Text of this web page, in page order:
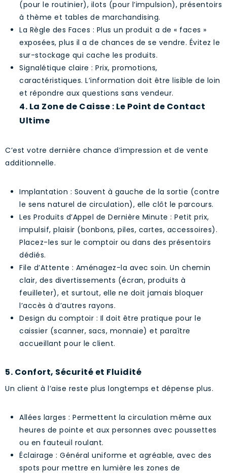
(pour le routinier), ilots (pour l’impulsion), présentoirs
à thème et tables de marchandising.
La Règle des Faces : Plus un produit a de « faces »
exposées, plus il a de chances de se vendre. Évitez le
sur-stockage qui cache les produits.
Signalétique claire : Prix, promotions,
caractéristiques. L’information doit être lisible de loin
et répondre aux questions sans vendeur.
4. La Zone de Caisse : Le Point de Contact
Ultime
C’est votre dernière chance d’impression et de vente
additionnelle.
Implantation : Souvent à gauche de la sortie (contre
le sens naturel de circulation), elle clôt le parcours.
Les Produits d’Appel de Dernière Minute : Petit prix,
impulsif, plaisir (bonbons, piles, cartes, accessoires).
Placez-les sur le comptoir ou dans des présentoirs
dédiés.
File d’Attente : Aménagez-la avec soin. Un chemin
clair, des divertissements (écran, produits à
feuilleter), et surtout, elle ne doit jamais bloquer
l’accès à d’autres rayons.
Design du comptoir : Il doit être pratique pour le
caissier (scanner, sacs, monnaie) et paraître
accueillant pour le client.
5. Confort, Sécurité et Fluidité
Un client à l’aise reste plus longtemps et dépense plus.
Allées larges : Permettent la circulation même aux
heures de pointe et aux personnes avec poussettes
ou en fauteuil roulant.
Éclairage : Général uniforme et agréable, avec des
spots pour mettre en lumière les zones de